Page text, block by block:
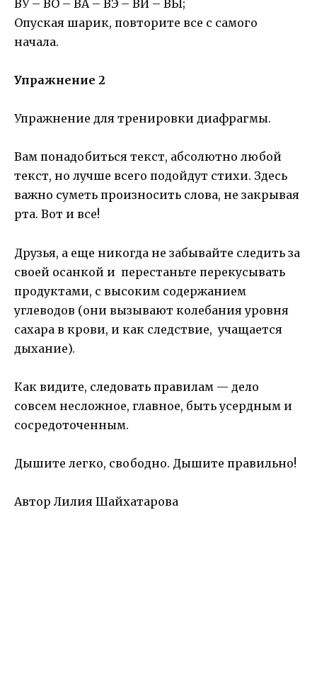
ВУ – ВО – ВА – ВЭ – ВИ – ВЫ;
Опуская шарик, повторите все с самого
начала.
Упражнение 2
Упражнение для тренировки диафрагмы.
Вам понадобиться текст, абсолютно любой
текст, но лучше всего подойдут стихи. Здесь
важно суметь произносить слова, не закрывая
рта. Вот и все!
Друзья, а еще никогда не забывайте следить за
своей осанкой и перестаньте перекусывать
продуктами, с высоким содержанием
углеводов (они вызывают колебания уровня
сахара в крови, и как следствие, учащается
дыхание).
Как видите, следовать правилам — дело
совсем несложное, главное, быть усердным и
сосредоточенным.
Дышите легко, свободно. Дышите правильно!
Автор Лилия Шайхатарова